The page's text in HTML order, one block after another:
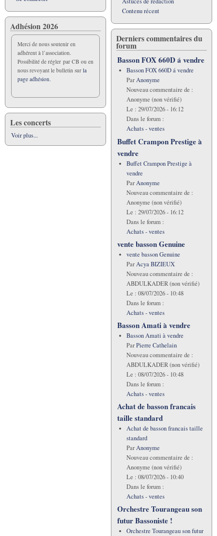
Adhésion 2026
Merci de nous soutenir en
adhérent à l’association.
Possibilité de régler par CB ou en
nous revoyant le bulletin sur la
page adhésion.
Les concerts
Voir plus...
Contenu récent
Derniers commentaires du
forum
Basson FOX 660D á vendre
Basson FOX 660D á vendre
ParAnonyme
Nouveau commentaire de :
Anonyme (non vérifié)
Le : 29/07/2026 - 16:12
Dans le forum :
Achats - ventes
Buffet Crampon Prestige à
vendre
Buffet Crampon Prestige à
vendre
ParAnonyme
Nouveau commentaire de :
Anonyme (non vérifié)
Le : 29/07/2026 - 16:12
Dans le forum :
Achats - ventes
vente basson Genuine
vente basson Genuine
ParAcya BIZIEUX
Nouveau commentaire de :
ABDULKADER (non vérifié)
Le : 08/07/2026 - 10:48
Dans le forum :
Achats - ventes
Basson Amati à vendre
Basson Amati à vendre
ParPierre Cathelain
Nouveau commentaire de :
ABDULKADER (non vérifié)
Le : 08/07/2026 - 10:48
Dans le forum :
Achats - ventes
Achat de basson francais
taille standard
Achat de basson francais taille
standard
ParAnonyme
Nouveau commentaire de :
Anonyme (non vérifié)
Le : 08/07/2026 - 10:40
Dans le forum :
Achats - ventes
Orchestre Tourangeau son
futur Bassoniste !
Orchestre Tourangeau son futur